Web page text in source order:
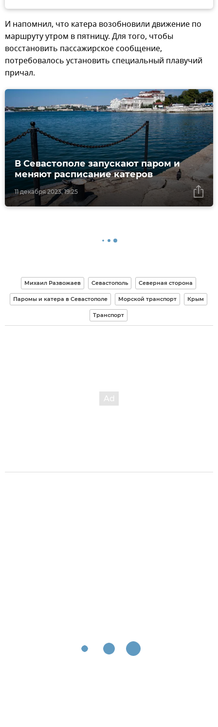
И напомнил, что катера возобновили движение по
маршруту утром в пятницу. Для того, чтобы
восстановить пассажирское сообщение,
потребовалось установить специальный плавучий
причал.
11 декабря 2023, 19:25
В Севастополе запускают паром и
меняют расписание катеров
Михаил Развожаев Севастополь Северная сторона
Паромы и катера в Севастополе Морской транспорт Крым
Транспорт